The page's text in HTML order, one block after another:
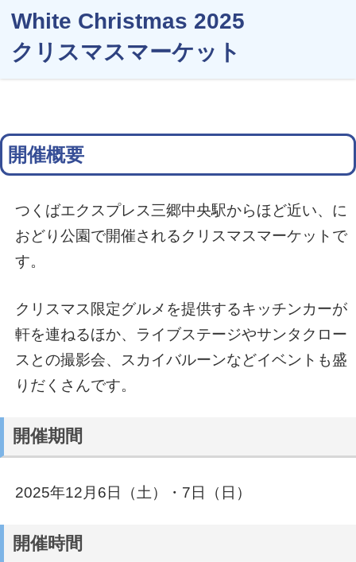
White Christmas 2025
クリスマスマーケット
開催概要
つくばエクスプレス三郷中央駅からほど近い、に
おどり公園で開催されるクリスマスマーケットで
す。
クリスマス限定グルメを提供するキッチンカーが
軒を連ねるほか、ライブステージやサンタクロー
スとの撮影会、スカイバルーンなどイベントも盛
りだくさんです。
開催期間
2025年12月6日（土）・7日（日）
開催時間